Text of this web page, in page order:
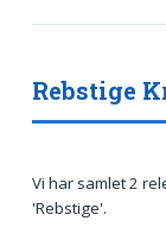
Rebstige
Vi har samlet 2
'Rebstige'.